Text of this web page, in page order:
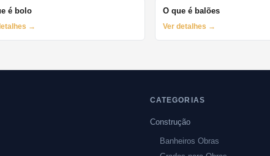
é bolo
→
O que é balões
Ver detalhes →
CATEGORIAS
Construção
Banheiros Obras